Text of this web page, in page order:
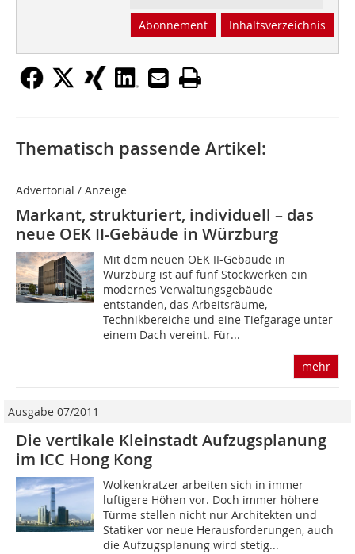
Abonnement Inhaltsverzeichnis
Thematisch passende Artikel:
Advertorial / Anzeige
Markant, strukturiert, individuell – das
neue OEK II-Gebäude in Würzburg
Mit dem neuen OEK II-Gebäude in
Würzburg ist auf fünf Stockwerken ein
modernes Verwaltungsgebäude
entstanden, das Arbeitsräume,
Technikbereiche und eine Tiefgarage unter
einem Dach vereint. Für...
mehr
Ausgabe 07/2011
Die vertikale Kleinstadt Aufzugsplanung
im ICC Hong Kong
Wolkenkratzer arbeiten sich in immer
luftigere Höhen vor. Doch immer höhere
Türme stellen nicht nur Architekten und
Statiker vor neue Herausforderungen, auch
die Aufzugsplanung wird stetig...